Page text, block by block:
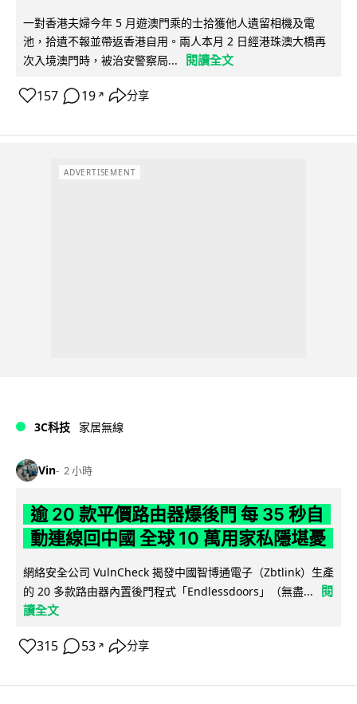
一對香港夫婦今年 5 月遊澳門乘的士拾獲他人遺留相機及電
池，拾遺不報並帶返香港自用。兩人本月 2 日經港珠澳大橋再
次入境澳門時，被治安警察局...
閱讀全文
157 19 ↗ 分享
ADVERTISEMENT
3C科技 家居無線
Vin 2 小時
逾 20 款平價路由器爆後門 每 35 秒自
動連線回中國 全球 10 萬用家私隱堪憂
網絡安全公司 VulnCheck 揭發中國智博通電子（Zbtlink）生產
的 20 多款路由器內置後門程式「Endlessdoors」（無盡...
閱
讀全文
315 53 ↗ 分享